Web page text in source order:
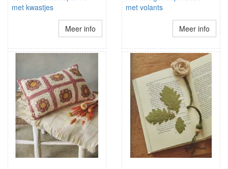
met kwastjes
Meer info
met volants
Meer info